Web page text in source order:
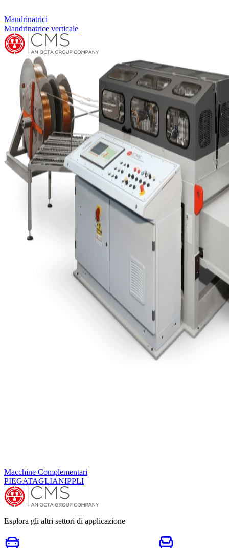
Mandrinatrici
Mandrinatrice verticale
Macchine Complementari
PIEGATAGLIANIPPLI
Esplora gli altri settori di applicazione